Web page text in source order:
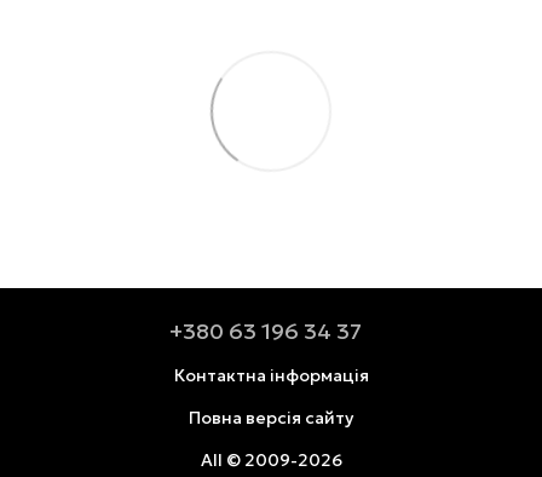
+380 63 196 34 37
Контактна інформація
Повна версія сайту
All © 2009-2026